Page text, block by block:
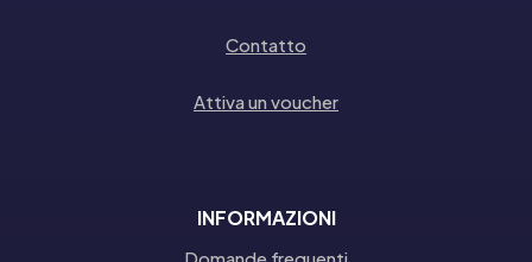
Contatto
Attiva un voucher
INFORMAZIONI